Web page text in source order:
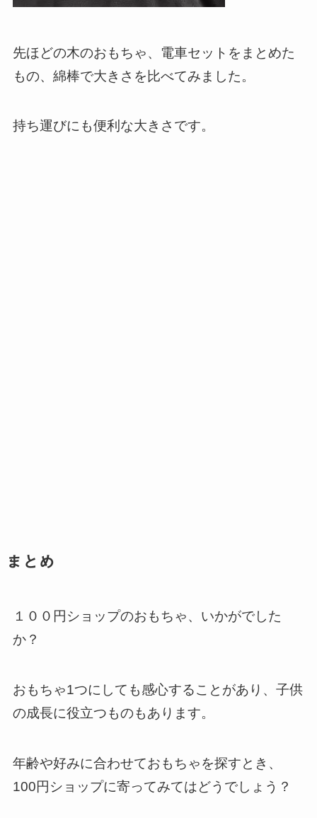
先ほどの木のおもちゃ、電車セットをまとめた
もの、綿棒で大きさを比べてみました。
持ち運びにも便利な大きさです。
まとめ
１００円ショップのおもちゃ、いかがでした
か？
おもちゃ1つにしても感心することがあり、子供
の成長に役立つものもあります。
年齢や好みに合わせておもちゃを探すとき、
100円ショップに寄ってみてはどうでしょう？